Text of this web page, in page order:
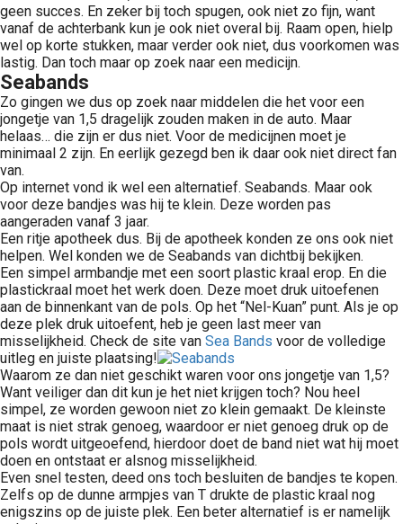
geen succes. En zeker bij toch spugen, ook niet zo fijn, want
vanaf de achterbank kun je ook niet overal bij. Raam open, hielp
wel op korte stukken, maar verder ook niet, dus voorkomen was
lastig. Dan toch maar op zoek naar een medicijn.
Seabands
Zo gingen we dus op zoek naar middelen die het voor een
jongetje van 1,5 dragelijk zouden maken in de auto. Maar
helaas… die zijn er dus niet. Voor de medicijnen moet je
minimaal 2 zijn. En eerlijk gezegd ben ik daar ook niet direct fan
van.
Op internet vond ik wel een alternatief. Seabands. Maar ook
voor deze bandjes was hij te klein. Deze worden pas
aangeraden vanaf 3 jaar.
Een ritje apotheek dus. Bij de apotheek konden ze ons ook niet
helpen. Wel konden we de Seabands van dichtbij bekijken.
Een simpel armbandje met een soort plastic kraal erop. En die
plastickraal moet het werk doen. Deze moet druk uitoefenen
aan de binnenkant van de pols. Op het “Nel-Kuan” punt. Als je op
deze plek druk uitoefent, heb je geen last meer van
misselijkheid. Check de site van Sea Bands voor de volledige
uitleg en juiste plaatsing!
Waarom ze dan niet geschikt waren voor ons jongetje van 1,5?
Want veiliger dan dit kun je het niet krijgen toch? Nou heel
simpel, ze worden gewoon niet zo klein gemaakt. De kleinste
maat is niet strak genoeg, waardoor er niet genoeg druk op de
pols wordt uitgeoefend, hierdoor doet de band niet wat hij moet
doen en ontstaat er alsnog misselijkheid.
Even snel testen, deed ons toch besluiten de bandjes te kopen.
Zelfs op de dunne armpjes van T drukte de plastic kraal nog
enigszins op de juiste plek. Een beter alternatief is er namelijk